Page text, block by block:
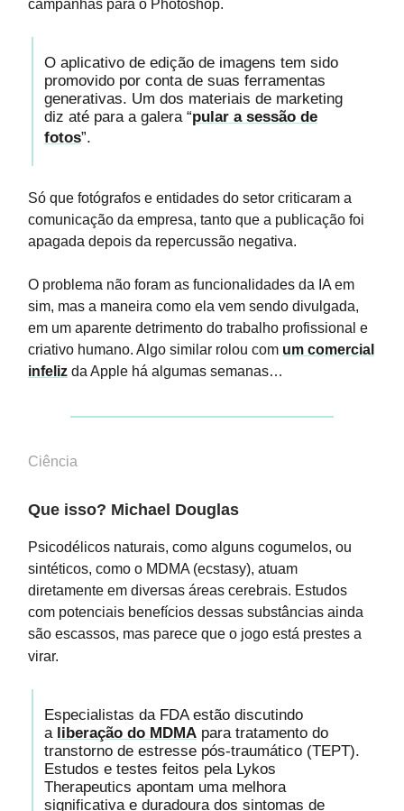
campanhas para o Photoshop.
O aplicativo de edição de imagens tem sido
promovido por conta de suas ferramentas
generativas. Um dos materiais de marketing
diz até para a galera “pular a sessão de
fotos”.
Só que fotógrafos e entidades do setor criticaram a
comunicação da empresa, tanto que a publicação foi
apagada depois da repercussão negativa.
O problema não foram as funcionalidades da IA em
sim, mas a maneira como ela vem sendo divulgada,
em um aparente detrimento do trabalho profissional e
criativo humano. Algo similar rolou com um comercial
infeliz da Apple há algumas semanas…
Ciência
Que isso? Michael Douglas
Psicodélicos naturais, como alguns cogumelos, ou
sintéticos, como o MDMA (ecstasy), atuam
diretamente em diversas áreas cerebrais. Estudos
com potenciais benefícios dessas substâncias ainda
são escassos, mas parece que o jogo está prestes a
virar.
Especialistas da FDA estão discutindo
a liberação do MDMA para tratamento do
transtorno de estresse pós-traumático (TEPT).
Estudos e testes feitos pela Lykos
Therapeutics apontam uma melhora
significativa e duradoura dos sintomas de